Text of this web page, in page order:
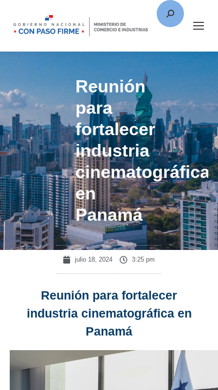
Reunión
para
fortalecer
industria
cinematográfica
en
Panamá
julio 18, 2024 3:25 pm
Reunión para fortalecer
industria cinematográfica en
Panamá